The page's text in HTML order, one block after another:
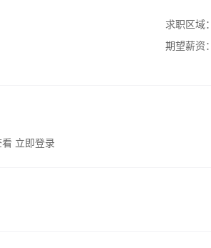
求职区域：
期望薪资：
立即登录